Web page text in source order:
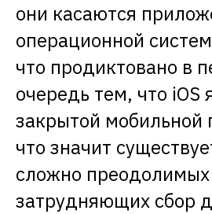
они касаются
операционной
что продиктовано в
очередь тем, что iOS
закрытой мобильной
что значит
сложно преодолимых
затрудняющих сбор